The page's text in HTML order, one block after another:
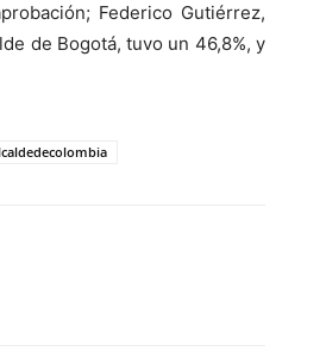
Federico Gutiérrez,
de Bogotá, tuvo un 46,8%, y